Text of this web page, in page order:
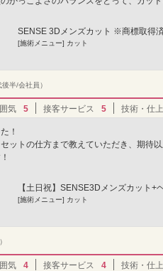
SENSE 3Dメンズカット ※商標取得
[施術メニュー] カット
後半/会社員）
気 5 接客サービス 5 技術・仕
！
ットの仕方まで教えていただき、期待
【土日祝】SENSE3Dメンズカット
[施術メニュー] カット
気 4 接客サービス 4 技術・仕